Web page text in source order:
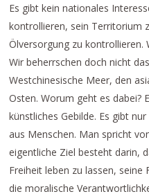
Es gibt kein nationales
kontrollieren, sein Territorium
Ölversorgung zu kontrollieren.
Wir beherrschen doch nicht
Westchinesische Meer, den
Osten. Worum geht es dabei?
künstliches Gebilde. Es gibt
aus Menschen. Man spricht
eigentliche Ziel besteht darin,
Freiheit leben zu lassen, seine
die moralische